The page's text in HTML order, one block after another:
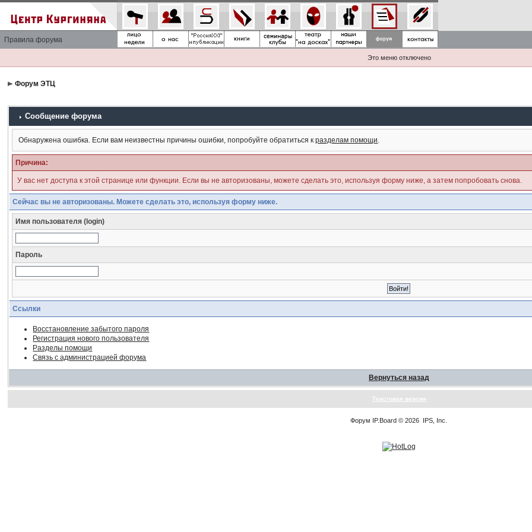
Правила форума
Это меню отключено
Форум ЭТЦ
Сообщение форума
Обнаружена ошибка. Если вам неизвестны причины ошибки, попробуйте обратиться кразделам помощи.
Причина:
У вас нет доступа к этой странице или функции. Если вы не авторизованы, можете сделать это, используя форму ниже, а затем попробовать снова.
Сейчас вы не авторизованы. Можете сделать это, используя форму ниже.
Имя пользователя (login)
Пароль
Ссылки
Восстановление забытого пароля
Регистрация нового пользователя
Разделы помощи
Связь с администрацией форума
Вернуться назад
Текстовая версия
Форум IP.Board © 2026 IPS, Inc